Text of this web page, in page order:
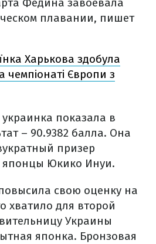
плавании, пишет
Харькова здобула
Європи з
показала в
– 90.9382 балла. Она
призер
Юкико Инуи.
свою оценку на
хватило для второй
Украины
японка. Бронзовая